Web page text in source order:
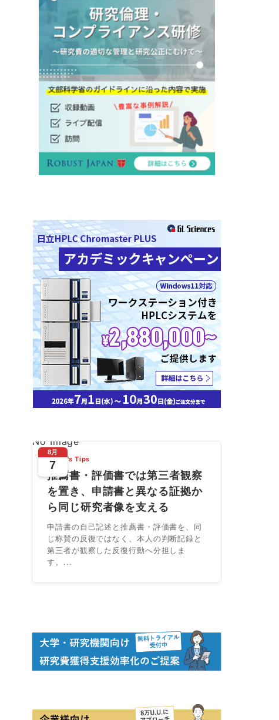
No Image
8月
7
Today's Tips
推薦書・評価書では第三者観察
を置き、申請書と異なる証拠か
ら同じ研究者像を支える
申請書の自己記述と推薦書・評価書を、同
じ称賛の反復ではなく、本人の判断記録と
第三者が観察した反復行動へ分担しま
す。...